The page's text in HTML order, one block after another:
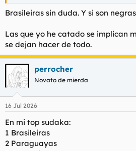
Brasileiras sin duda. Y si son
Las que yo he catado se implican
se dejan hacer de todo.
perrocher
Novato de mierda
16 Jul 2026
En mi top sudaka:
1 Brasileiras
2 Paraguayas